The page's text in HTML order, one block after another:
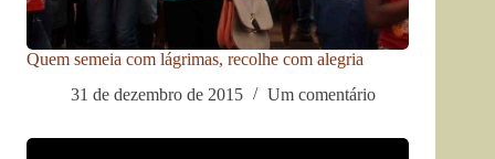
Quem semeia com lágrimas, recolhe com alegria
31 de dezembro de 2015
Um comentário